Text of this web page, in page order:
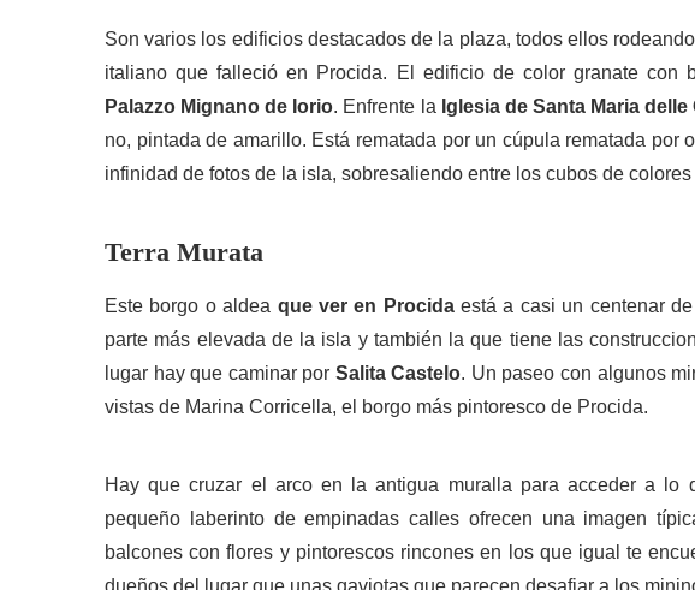
Son varios los edificios destacados de la plaza, todos ellos
italiano que falleció en Procida. El edificio de color granate con
Palazzo Mignano de Iorio. Enfrente la Iglesia de Santa Maria
no, pintada de amarillo. Está rematada por un cúpula rematada por
infinidad de fotos de la isla, sobresaliendo entre los cubos de
Terra Murata
Este borgo o aldea que ver en Procidaestá a casi un centenar
parte más elevada de la isla y también la que tiene las
lugar hay que caminar por Salita Castelo. Un paseo con algunos
vistas de Marina Corricella, el borgo más pintoresco de Procida.
Hay que cruzar el arco en la antigua muralla para acceder a lo
pequeño laberinto de empinadas calles ofrecen una imagen
balcones con flores y pintorescos rincones en los que igual te
dueños del lugar que unas gaviotas que parecen desafiar a los